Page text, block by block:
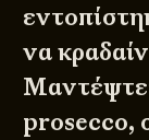
να
prosecco,